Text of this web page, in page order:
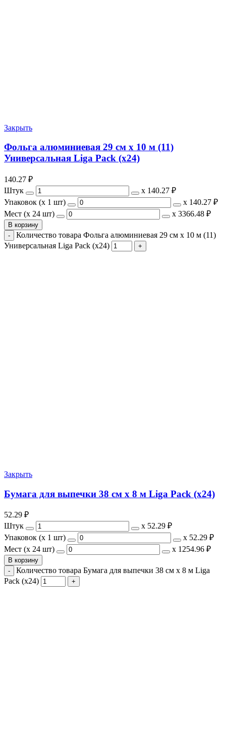
Закрыть
Фольга алюминиевая 29 см х 10 м (11)
Универсальная Liga Pack (х24)
140.27 ₽
Штук
х 140.27 ₽
Упаковок (x 1 шт)
х 140.27 ₽
Мест (x 24 шт)
х 3366.48 ₽
В корзину
Количество товара Фольга алюминиевая 29 см х 10 м (11)
Универсальная Liga Pack (х24)
Закрыть
Бумага для выпечки 38 см х 8 м Liga Pack (х24)
52.29 ₽
Штук
х 52.29 ₽
Упаковок (x 1 шт)
х 52.29 ₽
Мест (x 24 шт)
х 1254.96 ₽
В корзину
Количество товара Бумага для выпечки 38 см х 8 м Liga
Pack (х24)